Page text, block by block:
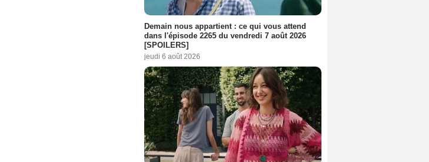
Demain nous appartient : ce qui vous attend
dans l'épisode 2265 du vendredi 7 août 2026
[SPOILERS]
jeudi 6 août 2026